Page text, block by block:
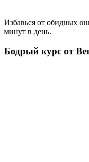
Избавься от обидных
минут в день.
Бодрый курс от